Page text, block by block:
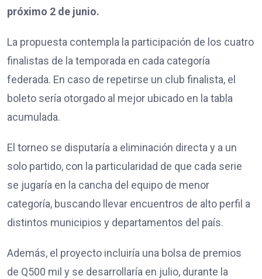
próximo 2 de junio.
La propuesta contempla la participación de los cuatro
finalistas de la temporada en cada categoría
federada. En caso de repetirse un club finalista, el
boleto sería otorgado al mejor ubicado en la tabla
acumulada.
El torneo se disputaría a eliminación directa y a un
solo partido, con la particularidad de que cada serie
se jugaría en la cancha del equipo de menor
categoría, buscando llevar encuentros de alto perfil a
distintos municipios y departamentos del país.
Además, el proyecto incluiría una bolsa de premios
de Q500 mil y se desarrollaría en julio, durante la